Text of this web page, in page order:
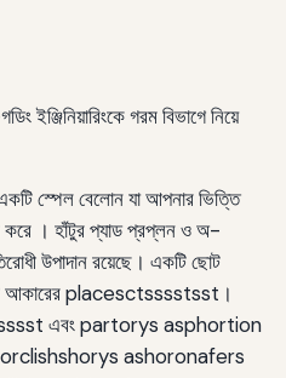
ইঞ্জিনিয়ারিংকে গরম বিভাগে নিয়ে
একটি স্পেল বেলোন যা আপনার ভিত্তি
করে । হাঁটুর প্যাড প্রপ্লন ও অ-
উপাদান রয়েছে। একটি ছোট
আকারের placesctsssstsst।
এবং partorys asphortion
ashoronafers